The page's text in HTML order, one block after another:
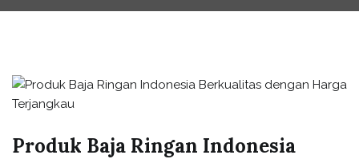
Produk Baja Ringan Indonesia